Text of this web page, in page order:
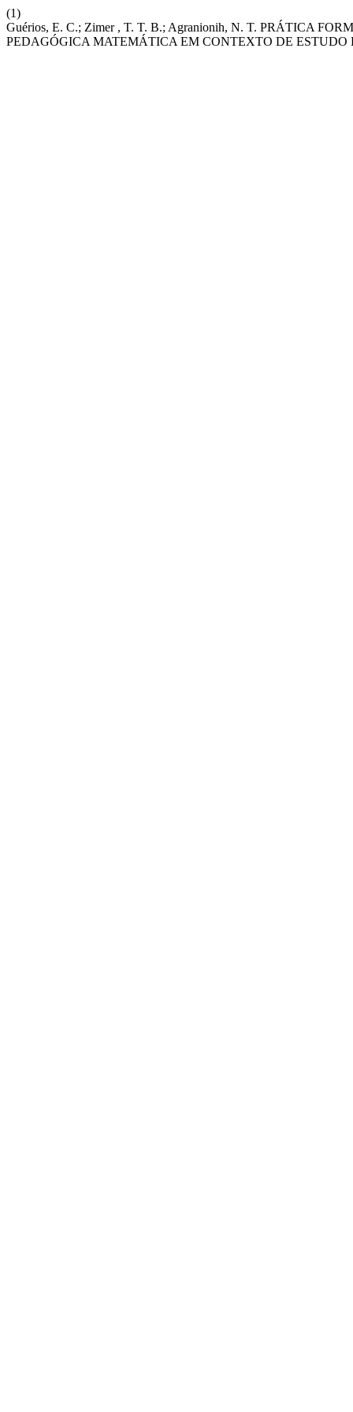
(1)
Guérios, E. C.; Zimer , T. T. B.; Agranionih, N. T. PRÁTICA
PEDAGÓGICA MATEMÁTICA EM CONTEXTO DE